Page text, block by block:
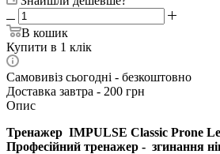
В кошик
Купити в 1 клік
Самовивіз сьогодні - безкоштовно
Доставка завтра - 200 грн
Опис
Тренажер IMPULSE Classic Prone
Професійний тренажер - згинання